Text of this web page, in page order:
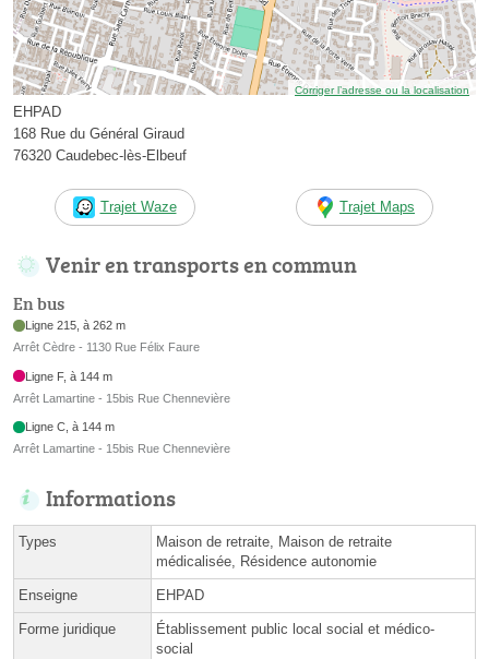
Corriger l’adresse ou la localisation
EHPAD
168 Rue du Général Giraud
76320 Caudebec-lès-Elbeuf
Trajet Waze Trajet Maps
Venir en transports en commun
En bus
Ligne 215, à 262 m
Arrêt Cèdre - 1130 Rue Félix Faure
Ligne F, à 144 m
Arrêt Lamartine - 15bis Rue Chennevière
Ligne C, à 144 m
Arrêt Lamartine - 15bis Rue Chennevière
Informations
Types
Maison de retraite, Maison de retraite
médicalisée, Résidence autonomie
Enseigne EHPAD
Forme juridique
Établissement public local social et médico-
social